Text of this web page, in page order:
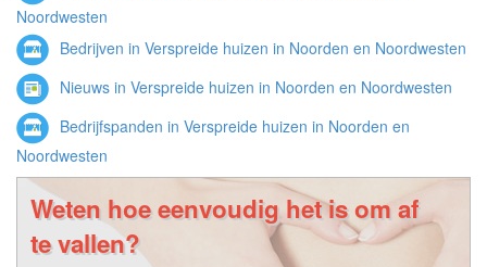
Noordwesten
Bedrijven in Verspreide huizen in Noorden en Noordwesten
Nieuws in Verspreide huizen in Noorden en Noordwesten
Bedrijfspanden in Verspreide huizen in Noorden en
Noordwesten
Weten hoe eenvoudig het is om af
te vallen?